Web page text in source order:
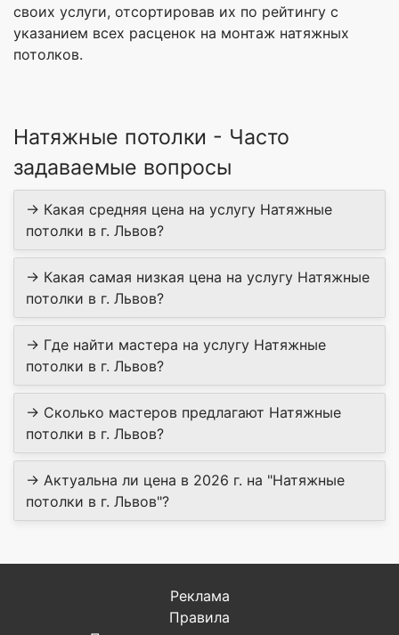
своих услуги, отсортировав их по рейтингу с
указанием всех расценок на монтаж натяжных
потолков.
Натяжные потолки - Часто
задаваемые вопросы
→ Какая средняя цена на услугу Натяжные
потолки в г. Львов?
→ Какая самая низкая цена на услугу Натяжные
потолки в г. Львов?
→ Где найти мастера на услугу Натяжные
потолки в г. Львов?
→ Сколько мастеров предлагают Натяжные
потолки в г. Львов?
→ Актуальна ли цена в 2026 г. на "Натяжные
потолки в г. Львов"?
Реклама
Правила